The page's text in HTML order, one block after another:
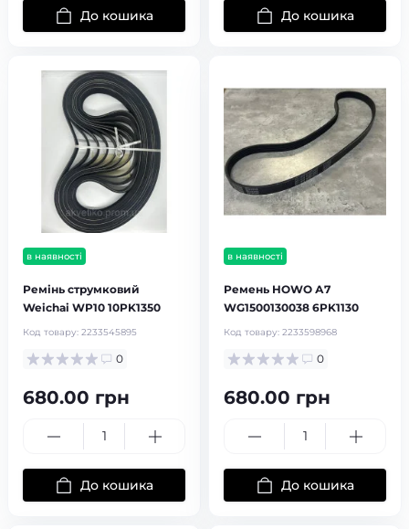
До кошика До кошика
в наявності
Ремінь струмковий
Weichai WP10 10PK1350
Код товару: 2233545895
0
680.00 грн
До кошика
в наявності
Ремень HOWO А7
WG1500130038 6PK1130
Код товару: 2233598968
0
680.00 грн
До кошика